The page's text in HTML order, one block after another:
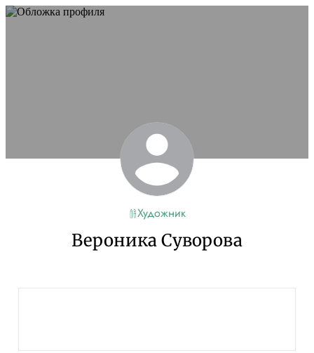
Художник
Вероника Суворова